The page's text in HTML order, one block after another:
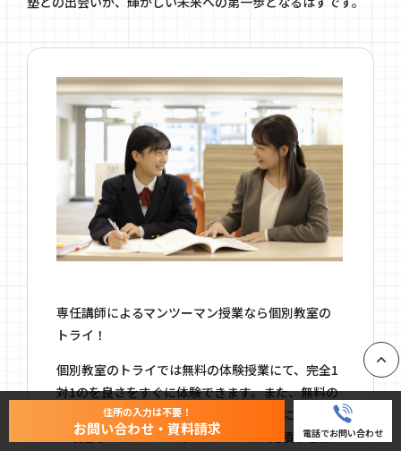
専任講師によるマンツーマン授業なら個別教室の
トライ！
個別教室のトライでは無料の体験授業にて、完全1
対1のを良さをすぐに体験できます。また、無料の
学習相談ではお子さま一人ひとりの悩みに合わせ
た最適なプランやオーダーメイドのお見積りをご
住所の入力は不要！
お問い合わせ・資料請求 電話でお問い合わせ